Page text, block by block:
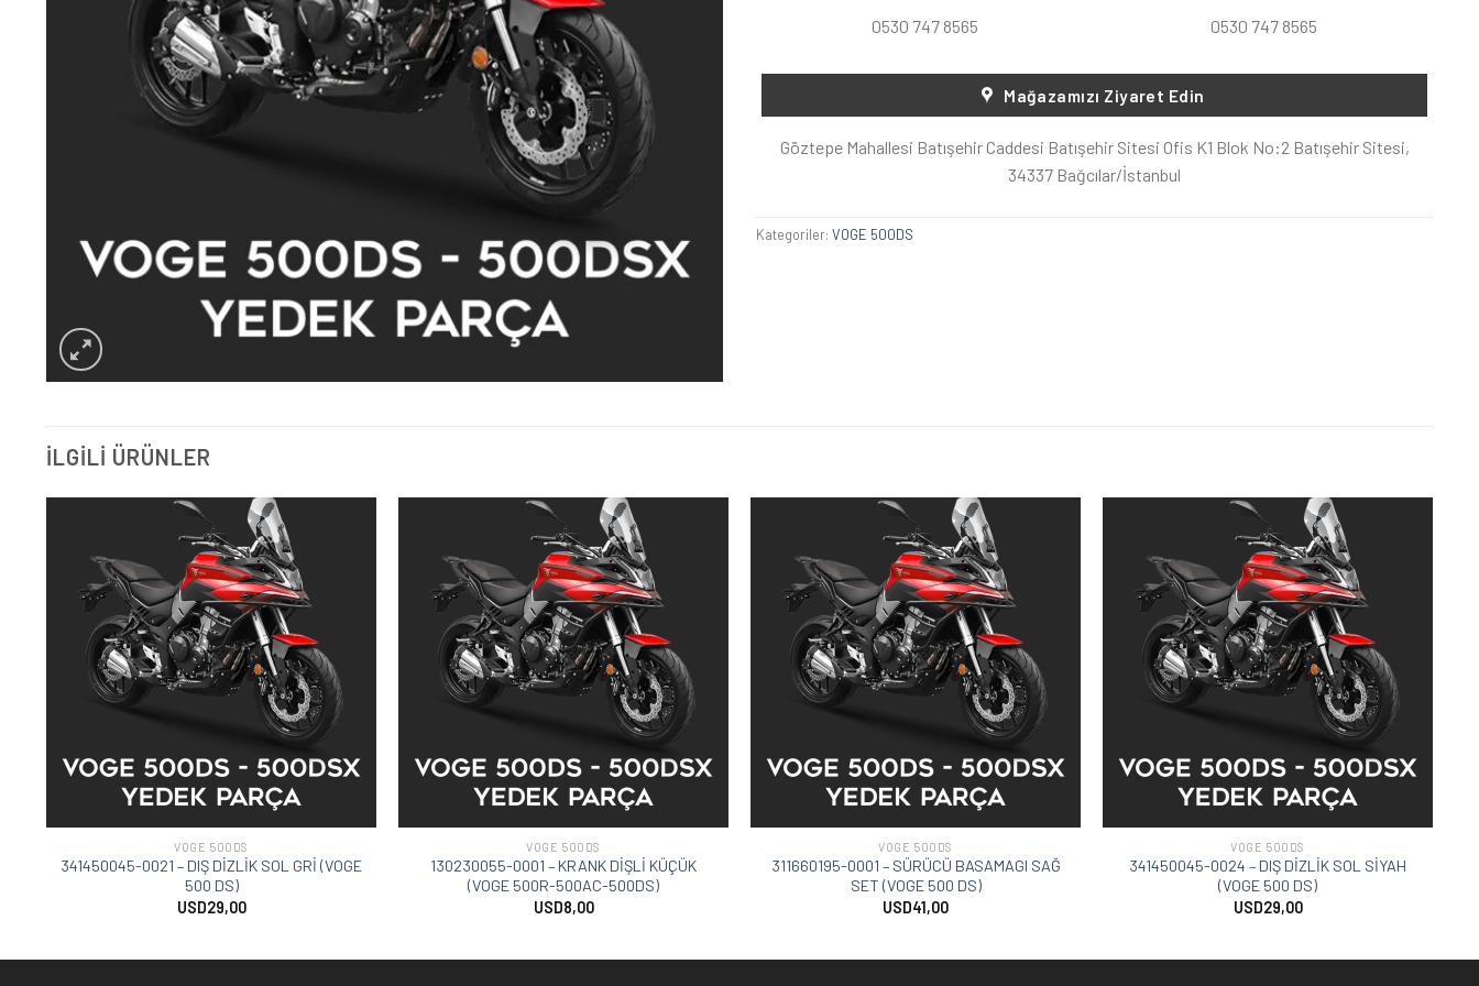
0530 747 8565 0530 747 8565
Mağazamızı Ziyaret Edin
Göztepe Mahallesi Batışehir Caddesi Batışehir Sitesi Ofis K1 Blok No:2 Batışehir Sitesi,
34337 Bağcılar/İstanbul
Kategoriler: VOGE 500DS
İLGILI ÜRÜNLER
VOGE 500DS
341450045-0021 – DIŞ DİZLİK SOL GRİ (VOGE
500 DS)
USD29,00
VOGE 500DS
130230055-0001 – KRANK DİŞLİ KÜÇÜK
(VOGE 500R-500AC-500DS)
USD8,00
VOGE 500DS
311660195-0001 – SÜRÜCÜ BASAMAGI SAĞ
SET (VOGE 500 DS)
USD41,00
VOGE 500DS
341450045-0024 – DIŞ DİZLİK SOL SİYAH
(VOGE 500 DS)
USD29,00